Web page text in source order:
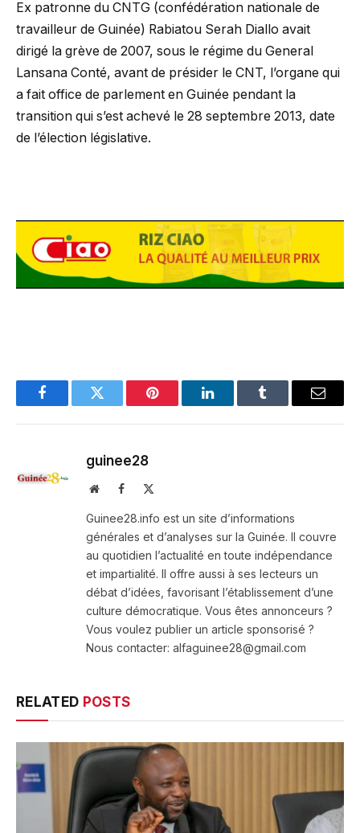
Ex patronne du CNTG (confédération nationale de
travailleur de Guinée) Rabiatou Serah Diallo avait
dirigé la grève de 2007, sous le régime du General
Lansana Conté, avant de présider le CNT, l’organe qui
a fait office de parlement en Guinée pendant la
transition qui s’est achevé le 28 septembre 2013, date
de l’élection législative.
FacebookTwitter Pinterest LinkedInTumblr Email
guinee28
WebsiteFacebook
Guinee28.info est un site d’informations
générales et d’analyses sur la Guinée. Il couvre
au quotidien l’actualité en toute indépendance
et impartialité. Il offre aussi à ses lecteurs un
débat d’idées, favorisant l’établissement d’une
culture démocratique. Vous êtes annonceurs ?
Vous voulez publier un article sponsorisé ?
Nous contacter: alfaguinee28@gmail.com
RELATED POSTS